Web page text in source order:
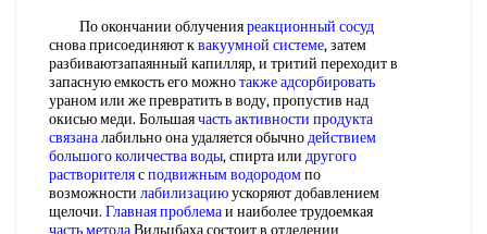
По окончании облученияреакционный сосуд
снова присоединяют квакуумной системе, затем
разбиваютзапаянный капилляр, и тритий переходит в
запасную емкость его можнотакже адсорбировать
ураном или же превратить в воду, пропустив над
окисью меди. Большаячасть активности продукта
связаналабильно она удаляется обычнодействием
большогоколичества воды, спирта или другого
растворителясподвижным водородомпо
возможности лабилизациюускоряют добавлением
щелочи. Главная проблемаи наиболее трудоемкая
часть методаВильцбаха состоит в отделении